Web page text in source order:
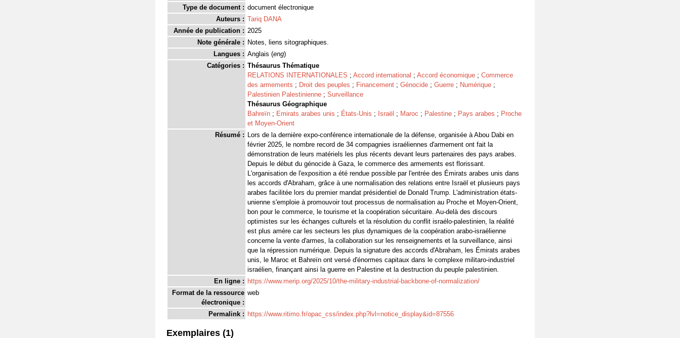
Type de document : document électronique
Auteurs : Tariq DANA
Année de publication : 2025
Note générale : Notes, liens sitographiques.
Langues : Anglais (eng)
Catégories : Thésaurus Thématique
RELATIONS INTERNATIONALES ; Accord international ; Accord économique ; Commerce
des armements ; Droit des peuples ; Financement ; Génocide ; Guerre ; Numérique ;
Palestinien Palestinienne ; Surveillance
Thésaurus Géographique
Bahreïn ; Emirats arabes unis ; États-Unis ; Israël ; Maroc ; Palestine ; Pays arabes ; Proche
et Moyen-Orient
Résumé : Lors de la dernière expo-conférence internationale de la défense, organisée à Abou Dabi en
février 2025, le nombre record de 34 compagnies israéliennes d'armement ont fait la
démonstration de leurs matériels les plus récents devant leurs partenaires des pays arabes.
Depuis le début du génocide à Gaza, le commerce des armements est florissant.
L'organisation de l'exposition a été rendue possible par l'entrée des Émirats arabes unis dans
les accords d'Abraham, grâce à une normalisation des relations entre Israël et plusieurs pays
arabes facilitée lors du premier mandat présidentiel de Donald Trump. L'administration états-
unienne s'emploie à promouvoir tout processus de normalisation au Proche et Moyen-Orient,
bon pour le commerce, le tourisme et la coopération sécuritaire. Au-delà des discours
optimistes sur les échanges culturels et la résolution du conflit israélo-palestinien, la réalité
est plus amère car les secteurs les plus dynamiques de la coopération arabo-israélienne
concerne la vente d'armes, la collaboration sur les renseignements et la surveillance, ainsi
que la répression numérique. Depuis la signature des accords d'Abraham, les Émirats arabes
unis, le Maroc et Bahreïn ont versé d'énormes capitaux dans le complexe militaro-industriel
israélien, finançant ainsi la guerre en Palestine et la destruction du peuple palestinien.
En ligne : https://www.merip.org/2025/10/the-military-industrial-backbone-of-normalization/
Format de la ressource
électronique :
web
Permalink : https://www.ritimo.fr/opac_css/index.php?lvl=notice_display&id=87556
Exemplaires (1)